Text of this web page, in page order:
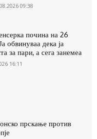
09:38
почина на 26
обвинуваа дека ја
за пари, а сега занемеа
16:11
прскање против